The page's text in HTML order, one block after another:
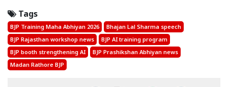
Tags
BJP Training Maha Abhiyan 2026
Bhajan Lal Sharma speech
BJP Rajasthan workshop news
BJP AI training program
BJP booth strengthening AI
BJP Prashikshan Abhiyan news
Madan Rathore BJP